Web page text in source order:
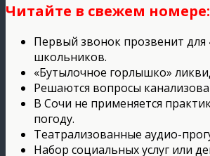
Читайте в свежем номере:
Первый звонок прозвенит для
школьников.
«Бутылочное горлышко»
Решаются вопросы
В Сочи не применяется
погоду.
Театрализованные аудио-
Набор социальных услуг или